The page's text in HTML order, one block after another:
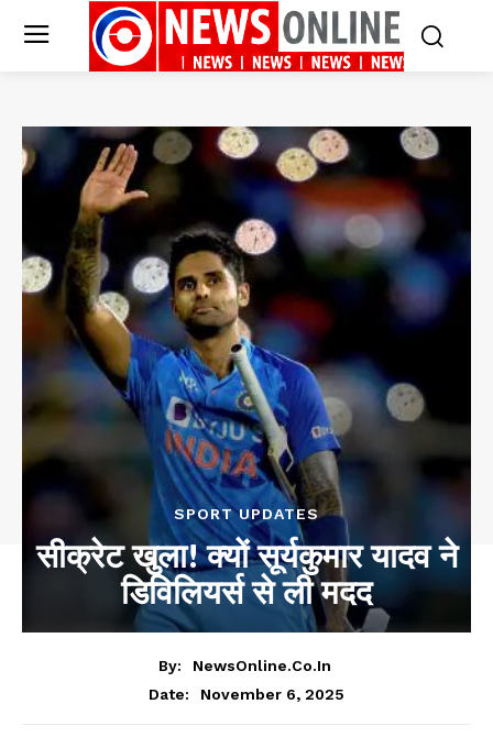
SPORT UPDATES
सीक्रेट खुला! क्यों सूर्यकुमार यादव ने
डिविलियर्स से ली मदद
By:
NewsOnline.co.in
Date:
November 6, 2025